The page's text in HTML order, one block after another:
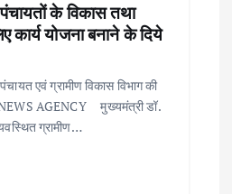
के विकास तथा
कार्य योजना बनाने के दिये
एवं ग्रामीण विकास विभाग की
AGENCY मुख्यमंत्री डॉ.
ग्रामीण…